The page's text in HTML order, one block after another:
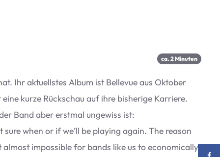
ca. 2Minu­ten
Ihr aktu­ells­tes Album ist Bel­le­vue aus Okto­ber
kurze Rück­schau auf ihre bis­he­rige Kar­riere.
Band aber erst­mal unge­wiss ist:
when or if we’ll be play­ing again. The reason
impos­si­ble for bands like us to eco­no­mic­ally